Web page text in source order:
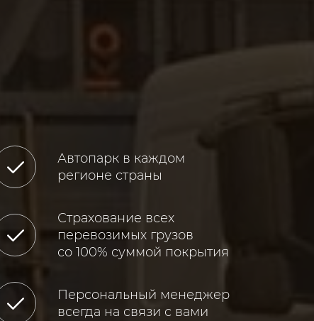
Автопарк в каждом
регионе страны
Страхование всех
перевозимых грузов
со 100% суммой покрытия
Персональный менеджер
всегда на связи с вами